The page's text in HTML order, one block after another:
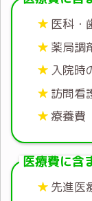
医科・
薬局調
入院時
訪問看
療養費
医療費に含
先進医